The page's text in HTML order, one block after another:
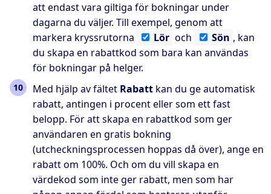
att endast vara giltiga för bokningar under
dagarna du väljer. Till exempel, genom att
markera kryssrutorna
Lör och Sön , kan
du skapa en rabattkod som bara kan användas
för bokningar på helger.
Med hjälp av fältet Rabattkan du ge automatisk
rabatt, antingen i procent eller som ett fast
belopp. För att skapa en rabattkod som ger
användaren en gratis bokning
(utcheckningsprocessen hoppas då över), ange en
rabatt om 100%. Och om du vill skapa en
värdekod som inte ger rabatt, men som har